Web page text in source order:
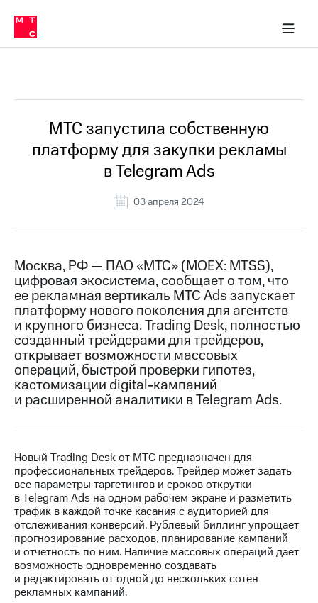
Медиа-центр
и акционерам
Устойчивое развитие
Комплаенс и деловая этика
компании
Карьера
История
компании
Руководство
информация
Контакты
Медиа-центр
Пресс-
релизы
МТС
о технологиях
Достижения
Интервью
отчетность
Контакты
Новости
в
регионе
и акционерам
Корпоративное
управление
в МТС
Пресс-
релизы
о технологиях
МТС запустила собственную
платформу для закупки рекламы
в Telegram Ads
03 апреля 2024
Москва, РФ — ПАО «МТС» (MOEX: MTSS),
цифровая экосистема, сообщает о том, что
ее рекламная вертикаль МТС Ads запускает
платформу нового поколения для агентств
и крупного бизнеса. Trading Desk, полностью
созданный трейдерами для трейдеров,
открывает возможности массовых
операций, быстрой проверки гипотез,
кастомизации digital-кампаний
и расширенной аналитики в Telegram Ads.
Новый Trading Desk от МТС предназначен для
профессиональных трейдеров. Трейдер может задать
все параметры таргетингов и сроков открутки
в Telegram Ads на одном рабочем экране и разметить
трафик в каждой точке касания с аудиторией для
отслеживания конверсий. Рублевый биллинг упрощает
прогнозирование расходов, планирование кампаний
и отчетность по ним. Наличие массовых операций дает
возможность одновременно создавать
и редактировать от одной до нескольких сотен
рекламных кампаний.